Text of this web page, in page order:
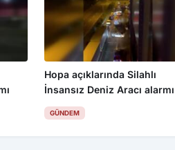
Hopa açıklarında Silahlı
İnsansız Deniz Aracı alarmı
GÜNDEM